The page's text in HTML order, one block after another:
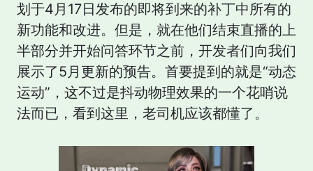
划于4月17日发布的即将到来的补丁中所有的
新功能和改进。但是，就在他们结束直播的上
半部分并开始问答环节之前，开发者们向我们
展示了5月更新的预告。首要提到的就是“动态
运动”，这不过是抖动物理效果的一个花哨说
法而已，看到这里，老司机应该都懂了。